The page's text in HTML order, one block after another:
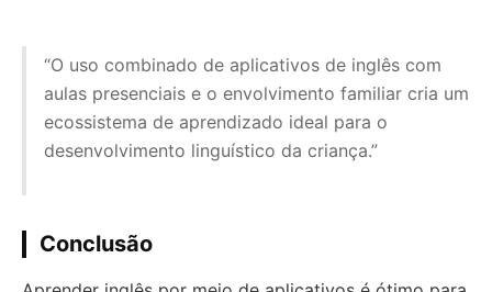
“O uso combinado de aplicativos de inglês com
aulas presenciais e o envolvimento familiar cria um
ecossistema de aprendizado ideal para o
desenvolvimento linguístico da criança.”
Conclusão